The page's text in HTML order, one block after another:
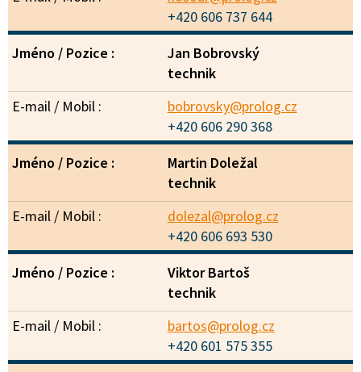
+420 606 737 644
Jan Bobrovský
technik
bobrovsky@prolog.cz
+420 606 290 368
Martin Doležal
technik
dolezal@prolog.cz
+420 606 693 530
Viktor Bartoš
technik
bartos@prolog.cz
+420 601 575 355